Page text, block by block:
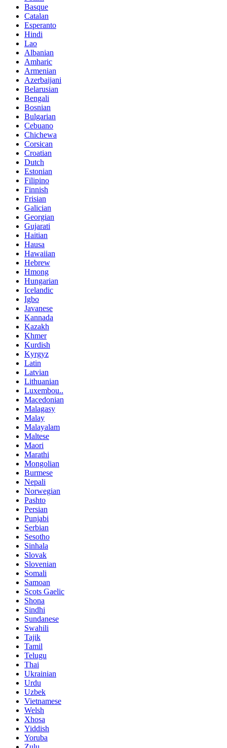
Basque
Catalan
Esperanto
Hindi
Lao
Albanian
Amharic
Armenian
Azerbaijani
Belarusian
Bengali
Bosnian
Bulgarian
Cebuano
Chichewa
Corsican
Croatian
Dutch
Estonian
Filipino
Finnish
Frisian
Galician
Georgian
Gujarati
Haitian
Hausa
Hawaiian
Hebrew
Hmong
Hungarian
Icelandic
Igbo
Javanese
Kannada
Kazakh
Khmer
Kurdish
Kyrgyz
Latin
Latvian
Lithuanian
Luxembou..
Macedonian
Malagasy
Malay
Malayalam
Maltese
Maori
Marathi
Mongolian
Burmese
Nepali
Norwegian
Pashto
Persian
Punjabi
Serbian
Sesotho
Sinhala
Slovak
Slovenian
Somali
Samoan
Scots Gaelic
Shona
Sindhi
Sundanese
Swahili
Tajik
Tamil
Telugu
Thai
Ukrainian
Urdu
Uzbek
Vietnamese
Welsh
Xhosa
Yiddish
Yoruba